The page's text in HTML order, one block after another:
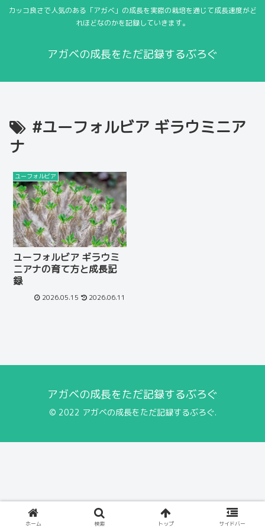
カッコ良さで人気のある「アガベ」の成長を実際の栽培を通じて成長速度がど
れほどなのかを記録していきます。
アガベの成長をただ記録するぶろぐ
#ユーフォルビア ギラウミニア
ナ
ユーフォルビア
ユーフォルビア ギラウミ
ニアナの育て方と成長記
録
2026.05.15 2026.06.11
アガベの成長をただ記録するぶろぐ
© 2022 アガベの成長をただ記録するぶろぐ.
ホーム 検索 トップ サイドバー